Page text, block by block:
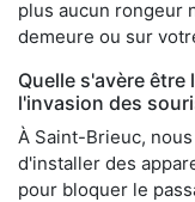
plus aucun rongeur
demeure ou sur
Quelle s'avère
l'invasion des
À Saint-Brieuc,
d'installer des
pour bloquer le